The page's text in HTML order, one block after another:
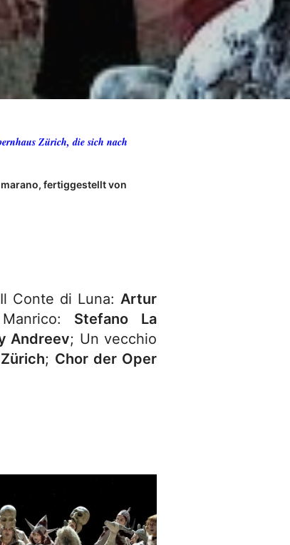
Zürich, die sich nach
fertiggestellt von
Conte di Luna:Artur
Stefano La
Andreev; Un vecchio
; Chor der Oper